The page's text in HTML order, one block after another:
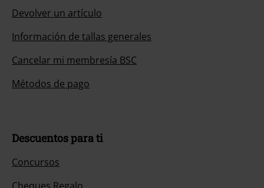
Devolver un artículo
Información de tallas generales
Cancelar mi membresía BSC
Métodos de pago
Descuentos para ti
Concursos